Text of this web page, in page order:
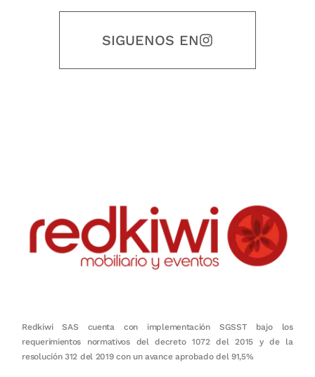
SIGUENOS EN
Redkiwi SAS cuenta con implementación SGSST bajo los
requerimientos normativos del decreto 1072 del 2015 y de la
resolución 312 del 2019 con un avance aprobado del 91,5%